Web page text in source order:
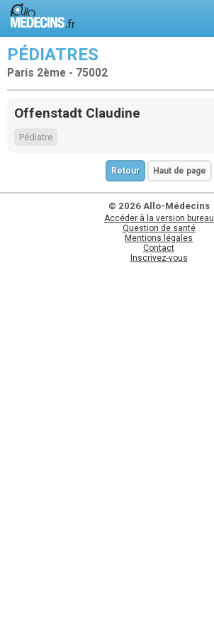
PÉDIATRES
Paris 2ème - 75002
Offenstadt Claudine
Pédiatre
Retour Haut de page
© 2026 Allo-Médecins
Accéder à la version bureau
Question de santé
Mentions légales
Contact
Inscrivez-vous